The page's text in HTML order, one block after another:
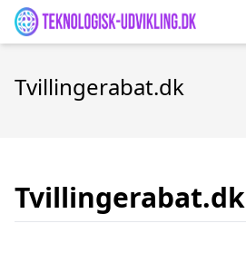
Tvillingerabat.dk
Tvillingerabat.dk